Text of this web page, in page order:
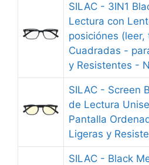
SILAC - 3IN1
Lectura con
posiciónes
Cuadradas -
y Resistentes -
SILAC - Screen
de Lectura
Pantalla
Ligeras y
SILAC - Black